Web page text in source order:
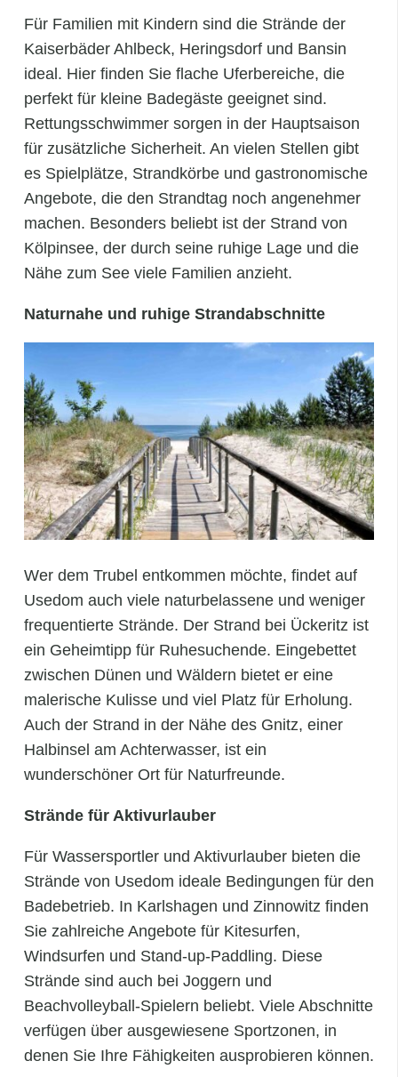
Für Familien mit Kindern sind die Strände der
Kaiserbäder Ahlbeck, Heringsdorf und Bansin
ideal. Hier finden Sie flache Uferbereiche, die
perfekt für kleine Badegäste geeignet sind.
Rettungsschwimmer sorgen in der Hauptsaison
für zusätzliche Sicherheit. An vielen Stellen gibt
es Spielplätze, Strandkörbe und gastronomische
Angebote, die den Strandtag noch angenehmer
machen. Besonders beliebt ist der Strand von
Kölpinsee, der durch seine ruhige Lage und die
Nähe zum See viele Familien anzieht.
Naturnahe und ruhige Strandabschnitte
Wer dem Trubel entkommen möchte, findet auf
Usedom auch viele naturbelassene und weniger
frequentierte Strände. Der Strand bei Ückeritz ist
ein Geheimtipp für Ruhesuchende. Eingebettet
zwischen Dünen und Wäldern bietet er eine
malerische Kulisse und viel Platz für Erholung.
Auch der Strand in der Nähe des Gnitz, einer
Halbinsel am Achterwasser, ist ein
wunderschöner Ort für Naturfreunde.
Strände für Aktivurlauber
Für Wassersportler und Aktivurlauber bieten die
Strände von Usedom ideale Bedingungen für den
Badebetrieb. In Karlshagen und Zinnowitz finden
Sie zahlreiche Angebote für Kitesurfen,
Windsurfen und Stand-up-Paddling. Diese
Strände sind auch bei Joggern und
Beachvolleyball-Spielern beliebt. Viele Abschnitte
verfügen über ausgewiesene Sportzonen, in
denen Sie Ihre Fähigkeiten ausprobieren können.